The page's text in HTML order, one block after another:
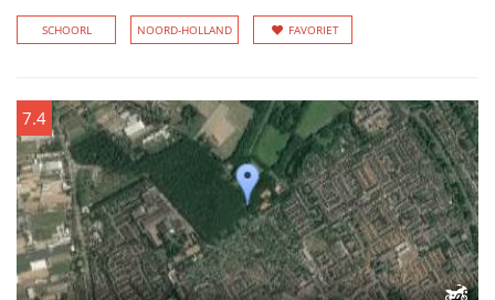
SCHOORL NOORD-HOLLAND FAVORIET
7.4